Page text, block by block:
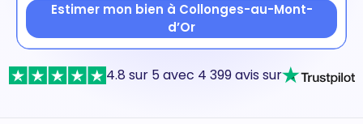
Estimer mon bien à Collonges-au-Mont-
d’Or
4.8 sur 5 avec 4 399 avis sur